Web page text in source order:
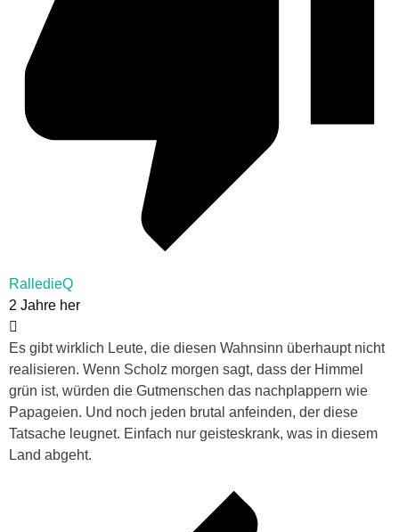
RalledieQ
2 Jahre her
Es gibt wirklich Leute, die diesen Wahnsinn überhaupt nicht
realisieren. Wenn Scholz morgen sagt, dass der Himmel
grün ist, würden die Gutmenschen das nachplappern wie
Papageien. Und noch jeden brutal anfeinden, der diese
Tatsache leugnet. Einfach nur geisteskrank, was in diesem
Land abgeht.